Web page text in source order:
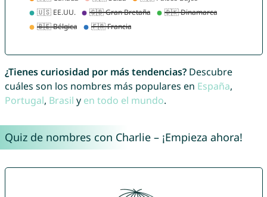
¿Tienes curiosidad por más tendencias?Descubre
cuáles son los nombres más populares en España,
Portugal, Brasil y en todo el mundo.
Quiz de nombres con Charlie – ¡Empieza ahora!